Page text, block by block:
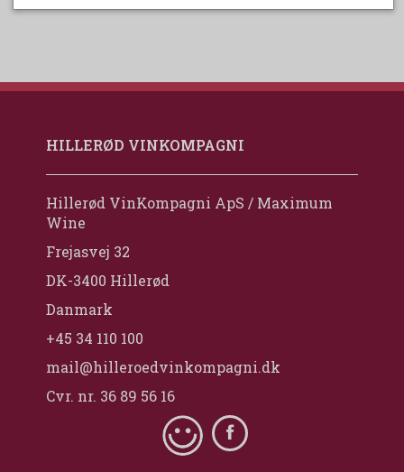
HILLERØD VINKOMPAGNI
Hillerød VinKompagni ApS / Maximum
Wine
Frejasvej 32
DK-3400 Hillerød
Danmark
+45 34 110 100
mail@hilleroedvinkompagni.dk
Cvr. nr. 36 89 56 16